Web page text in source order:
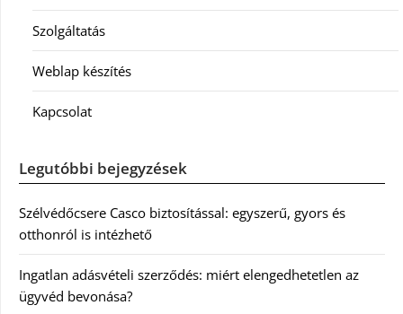
Szolgáltatás
Weblap készítés
Kapcsolat
Legutóbbi bejegyzések
Szélvédőcsere Casco biztosítással: egyszerű, gyors és
otthonról is intézhető
Ingatlan adásvételi szerződés: miért elengedhetetlen az
ügyvéd bevonása?